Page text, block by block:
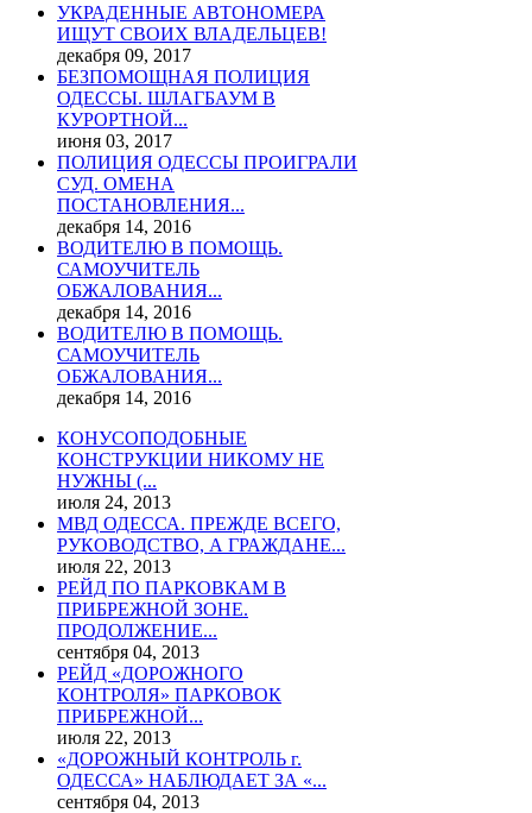
УКРАДЕННЫЕ АВТОНОМЕРА
ИЩУТ СВОИХ ВЛАДЕЛЬЦЕВ!
декабря 09, 2017
БЕЗПОМОЩНАЯ ПОЛИЦИЯ
ОДЕССЫ. ШЛАГБАУМ В
КУРОРТНОЙ...
июня 03, 2017
ПОЛИЦИЯ ОДЕССЫ ПРОИГРАЛИ
СУД. ОМЕНА
ПОСТАНОВЛЕНИЯ...
декабря 14, 2016
ВОДИТЕЛЮ В ПОМОЩЬ.
САМОУЧИТЕЛЬ
ОБЖАЛОВАНИЯ...
декабря 14, 2016
ВОДИТЕЛЮ В ПОМОЩЬ.
САМОУЧИТЕЛЬ
ОБЖАЛОВАНИЯ...
декабря 14, 2016
КОНУСОПОДОБНЫЕ
КОНСТРУКЦИИ НИКОМУ НЕ
НУЖНЫ (...
июля 24, 2013
МВД ОДЕССА. ПРЕЖДЕ ВСЕГО,
РУКОВОДСТВО, А ГРАЖДАНЕ...
июля 22, 2013
РЕЙД ПО ПАРКОВКАМ В
ПРИБРЕЖНОЙ ЗОНЕ.
ПРОДОЛЖЕНИЕ...
сентября 04, 2013
РЕЙД «ДОРОЖНОГО
КОНТРОЛЯ» ПАРКОВОК
ПРИБРЕЖНОЙ...
июля 22, 2013
«ДОРОЖНЫЙ КОНТРОЛЬ г.
ОДЕССА» НАБЛЮДАЕТ ЗА «...
сентября 04, 2013